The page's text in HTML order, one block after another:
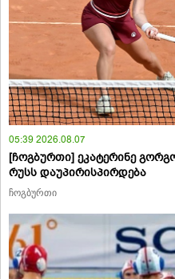
05:39 2026.08.07
[ჩოგბურთი] ეკატერინე
რუსს დაუპირისპირდება
ჩოგბურთი